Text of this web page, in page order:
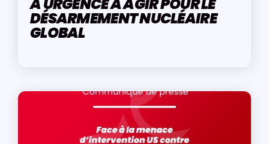
DÉSARMEMENT NUCLÉAIRE
GLOBAL